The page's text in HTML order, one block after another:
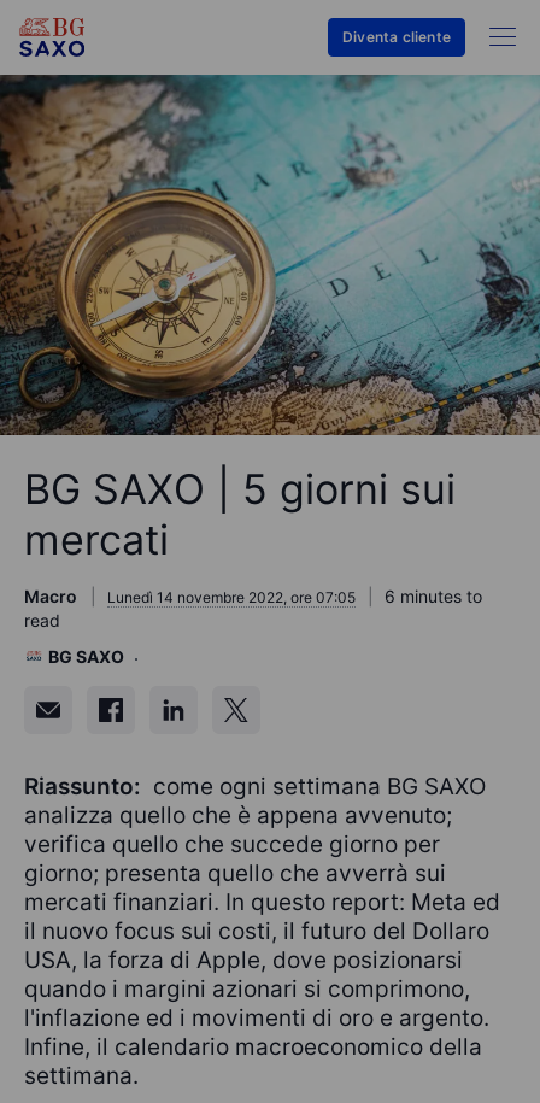
Diventa cliente
BG SAXO | 5 giorni sui
mercati
Macro Lunedì 14 novembre 2022, ore 07:05
6 minutes to
read
BG SAXO
Riassunto: come ogni settimana BG SAXO
analizza quello che è appena avvenuto;
verifica quello che succede giorno per
giorno; presenta quello che avverrà sui
mercati finanziari. In questo report: Meta ed
il nuovo focus sui costi, il futuro del Dollaro
USA, la forza di Apple, dove posizionarsi
quando i margini azionari si comprimono,
l'inflazione ed i movimenti di oro e argento.
Infine, il calendario macroeconomico della
settimana.